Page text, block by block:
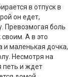
в отпуск в
он едет,
Превозмогая боль
А в это
маленькая дочка,
Несмотря на
петь и ждет